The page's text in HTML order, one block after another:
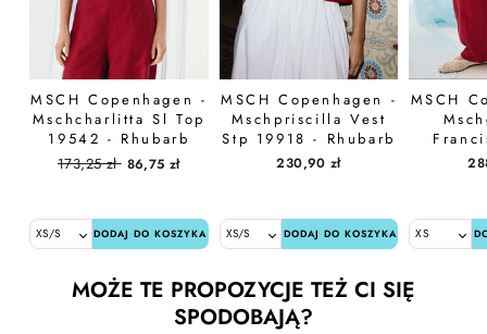
MSCH Copenhagen -
Mschcharlitta Sl Top
19542 - Rhubarb
Cena
173,25 zł Cena
86,75 zł
DODAJ DO KOSZYKA
MSCH Copenhagen -
Mschpriscilla Vest
Stp 19918 - Rhubarb
B Sand
230,90 zł
DODAJ DO KOSZYKA
MSCH
MOŻE TE PROPOZYCJE TEŻ CI SIĘ
SPODOBAJĄ?